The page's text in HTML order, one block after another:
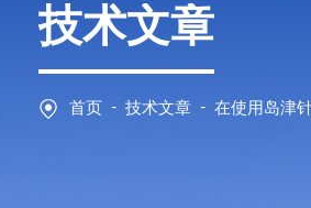
技术文章
首页 - 技术文章 - 在使用岛津